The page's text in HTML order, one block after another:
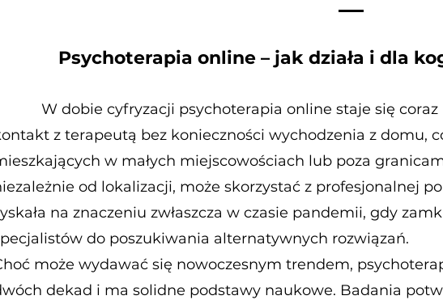
Psychoterapia online – jak działa i dla
W dobie cyfryzacji psychoterapia online staje się coraz
z terapeutą bez konieczności wychodzenia z domu,
w małych miejscowościach lub poza
od lokalizacji, może skorzystać z profesjonalnej
na znaczeniu zwłaszcza w czasie pandemii, gdy
do poszukiwania alternatywnych rozwiązań.
może wydawać się nowoczesnym trendem,
dekad i ma solidne podstawy naukowe. Badania